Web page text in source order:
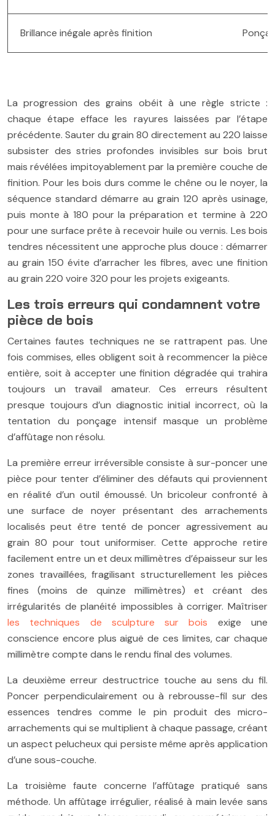
Brillance inégale après finition
La progression des grains obéit à une règle stricte :
chaque étape efface les rayures laissées par l’étape
précédente. Sauter du grain 80 directement au 220 laisse
subsister des stries profondes invisibles sur bois brut
mais révélées impitoyablement par la première couche de
finition. Pour les bois durs comme le chêne ou le noyer, la
séquence standard démarre au grain 120 après usinage,
puis monte à 180 pour la préparation et termine à 220
pour une surface prête à recevoir huile ou vernis. Les bois
tendres nécessitent une approche plus douce : démarrer
au grain 150 évite d’arracher les fibres, avec une finition
au grain 220 voire 320 pour les projets exigeants.
Les trois erreurs qui condamnent votre
pièce de bois
Certaines fautes techniques ne se rattrapent pas. Une
fois commises, elles obligent soit à recommencer la pièce
entière, soit à accepter une finition dégradée qui trahira
toujours un travail amateur. Ces erreurs résultent
presque toujours d’un diagnostic initial incorrect, où la
tentation du ponçage intensif masque un problème
d’affûtage non résolu.
La première erreur irréversible consiste à sur-poncer une
pièce pour tenter d’éliminer des défauts qui proviennent
en réalité d’un outil émoussé. Un bricoleur confronté à
une surface de noyer présentant des arrachements
localisés peut être tenté de poncer agressivement au
grain 80 pour tout uniformiser. Cette approche retire
facilement entre un et deux millimètres d’épaisseur sur les
zones travaillées, fragilisant structurellement les pièces
fines (moins de quinze millimètres) et créant des
irrégularités de planéité impossibles à corriger. Maîtriser
les techniques de sculpture sur bois exige une
conscience encore plus aiguë de ces limites, car chaque
millimètre compte dans le rendu final des volumes.
La deuxième erreur destructrice touche au sens du fil.
Poncer perpendiculairement ou à rebrousse-fil sur des
essences tendres comme le pin produit des micro-
arrachements qui se multiplient à chaque passage, créant
un aspect pelucheux qui persiste même après application
d’une sous-couche.
La troisième faute concerne l’affûtage pratiqué sans
méthode. Un affûtage irrégulier, réalisé à main levée sans